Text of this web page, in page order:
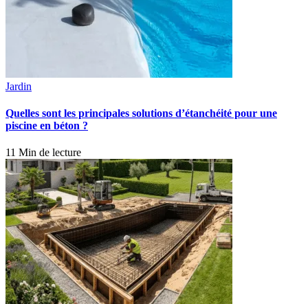
Jardin
Quelles sont les principales solutions d’étanchéité pour une
piscine en béton ?
11 Min de lecture